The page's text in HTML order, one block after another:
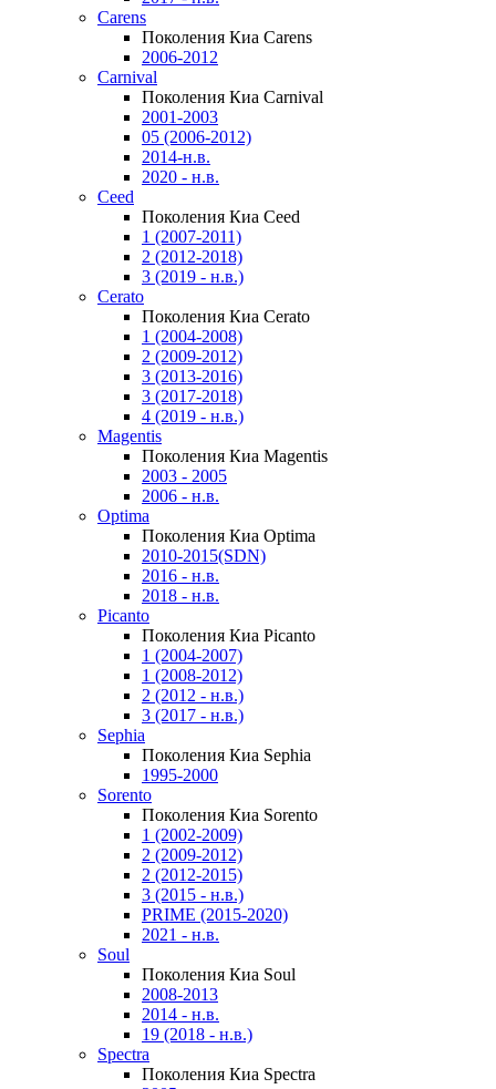
Carens
Поколения Киа Carens
2006-2012
Carnival
Поколения Киа Carnival
2001-2003
05 (2006-2012)
2014-н.в.
2020 - н.в.
Ceed
Поколения Киа Ceed
1 (2007-2011)
2 (2012-2018)
3 (2019 - н.в.)
Cerato
Поколения Киа Cerato
1 (2004-2008)
2 (2009-2012)
3 (2013-2016)
3 (2017-2018)
4 (2019 - н.в.)
Magentis
Поколения Киа Magentis
2003 - 2005
2006 - н.в.
Optima
Поколения Киа Optima
2010-2015(SDN)
2016 - н.в.
2018 - н.в.
Picanto
Поколения Киа Picanto
1 (2004-2007)
1 (2008-2012)
2 (2012 - н.в.)
3 (2017 - н.в.)
Sephia
Поколения Киа Sephia
1995-2000
Sorento
Поколения Киа Sorento
1 (2002-2009)
2 (2009-2012)
2 (2012-2015)
3 (2015 - н.в.)
PRIME (2015-2020)
2021 - н.в.
Soul
Поколения Киа Soul
2008-2013
2014 - н.в.
19 (2018 - н.в.)
Spectra
Поколения Киа Spectra